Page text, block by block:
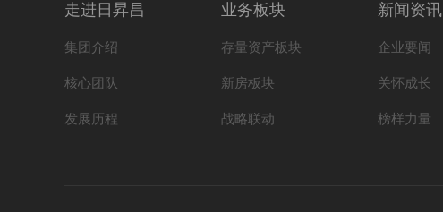
走进日昇昌
集团介绍
核心团队
发展历程
业务板块
存量资产板块
新房板块
战略联动
新闻资讯
企业要闻
关怀成长
榜样力量